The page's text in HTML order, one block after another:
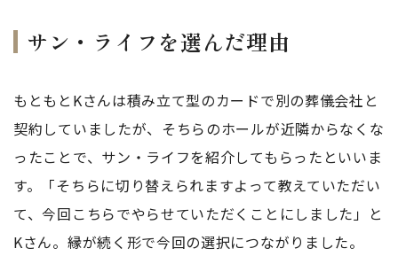
サン・ライフを選んだ理由
もともとKさんは積み立て型のカードで別の葬儀会社と
契約していましたが、そちらのホールが近隣からなくな
ったことで、サン・ライフを紹介してもらったといいま
す。「そちらに切り替えられますよって教えていただい
て、今回こちらでやらせていただくことにしました」と
Kさん。縁が続く形で今回の選択につながりました。